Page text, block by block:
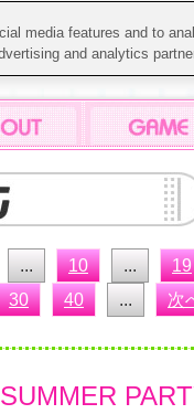
... 10 ... 19
30
40 ... 次
media features and to
and analytics